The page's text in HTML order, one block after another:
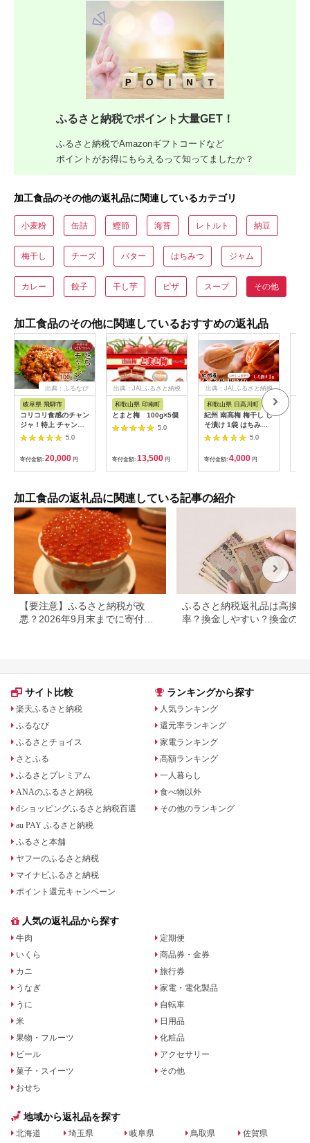
ふるさと納税でポイント大量GET！
ふるさと納税でAmazonギフトコードなど
ポイントがお得にもらえるって知ってましたか？
加工食品のその他の返礼品に関連しているカテゴリ
小麦粉 缶詰 鰹節 海苔 レトルト 納豆
梅干し チーズ バター はちみつ ジャム
カレー 餃子 干し芋 ピザ スープ その他
加工食品のその他に関連しているおすすめの返礼品
出典：ふるなび
岐阜県 飛騨市
コリコリ食感のチャン
ジャ！特上 チャンジ
ャ たら タラ おつまみ
珍味 おかず 韓国食品
唐辛子[GL002]
5.0
寄付金額: 20,000 円
出典：JALふるさと納税
和歌山県 印南町
とまと梅 100g×5個
5.0
寄付金額: 13,500 円
出典：JALふるさと納税
和歌山県 日高川町
紀州 南高梅 梅干し し
そ漬け 1袋 はちみつ
1袋 送料無料 メール
便 ご家庭用 無選別
《30営業日以内に発
送予定(土日祝日除
く)》和歌山県 日高川
5.0
寄付金額: 4,000 円
加工食品の返礼品に関連している記事の紹介
【要注意】ふるさと納税が改
悪？2026年9月末までに寄付し
ふるさと納税返礼品は高換金
率？換金しやすい？換金の可
サイト比較
楽天ふるさと納税
ふるなび
ふるさとチョイス
さとふる
ふるさとプレミアム
ANAのふるさと納税
dショッピングふるさと納税百選
au PAY ふるさと納税
ふるさと本舗
ヤフーのふるさと納税
マイナビふるさと納税
ポイント還元キャンペーン
ランキングから探す
人気ランキング
還元率ランキング
家電ランキング
高額ランキング
一人暮らし
食べ物以外
その他のランキング
人気の返礼品から探す
牛肉
いくら
カニ
うなぎ
うに
米
果物・フルーツ
ビール
菓子・スイーツ
おせち
定期便
商品券・金券
旅行券
家電・電化製品
自転車
日用品
化粧品
アクセサリー
その他
地域から返礼品を探す
北海道 埼玉県 岐阜県 鳥取県 佐賀県